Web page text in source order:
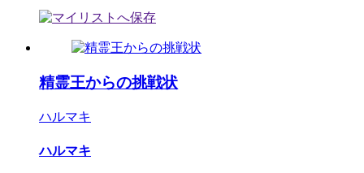
精霊王からの挑戦状
ハルマキ
ハルマキ